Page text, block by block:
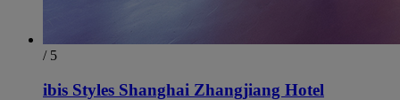
/ 5
ibis Styles Shanghai Zhangjiang Hotel